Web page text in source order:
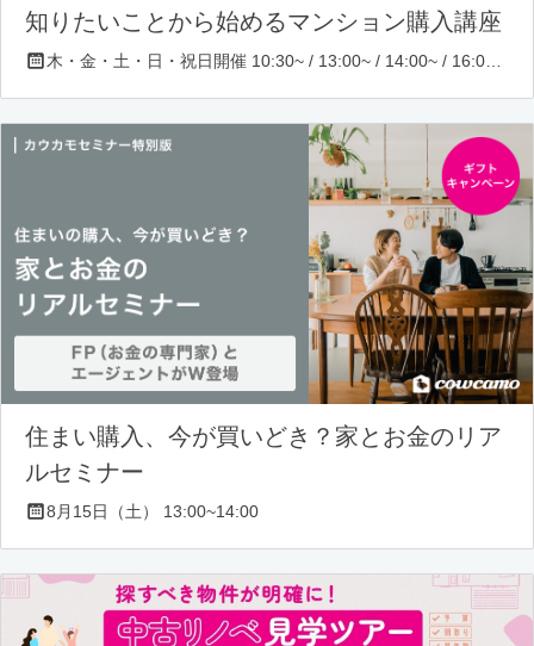
知りたいことから始めるマンション購入講座
住まい購入、今が買いどき？家とお金のリア
ルセミナー
8月15日（土） 13:00~14:00